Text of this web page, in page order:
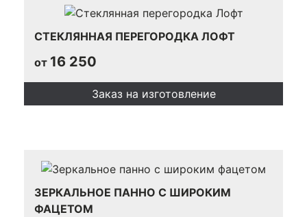
СТЕКЛЯННАЯ ПЕРЕГОРОДКА ЛОФТ
от 16 250
Заказ на изготовление
ЗЕРКАЛЬНОЕ ПАННО С ШИРОКИМ
ФАЦЕТОМ